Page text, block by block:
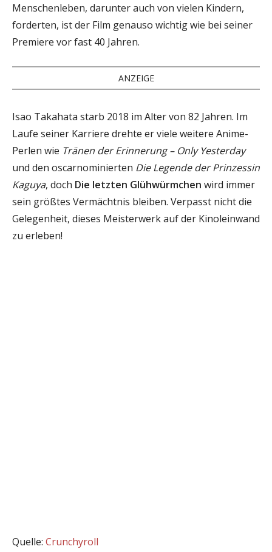
Menschenleben, darunter auch von vielen Kindern,
forderten, ist der Film genauso wichtig wie bei seiner
Premiere vor fast 40 Jahren.
ANZEIGE
Isao Takahata starb 2018 im Alter von 82 Jahren. Im
Laufe seiner Karriere drehte er viele weitere Anime-
Perlen wie Tränen der Erinnerung – Only Yesterday
und den oscarnominierten Die Legende der Prinzessin
Kaguya, doch Die letzten Glühwürmchen wird immer
sein größtes Vermächtnis bleiben. Verpasst nicht die
Gelegenheit, dieses Meisterwerk auf der Kinoleinwand
zu erleben!
Quelle: Crunchyroll